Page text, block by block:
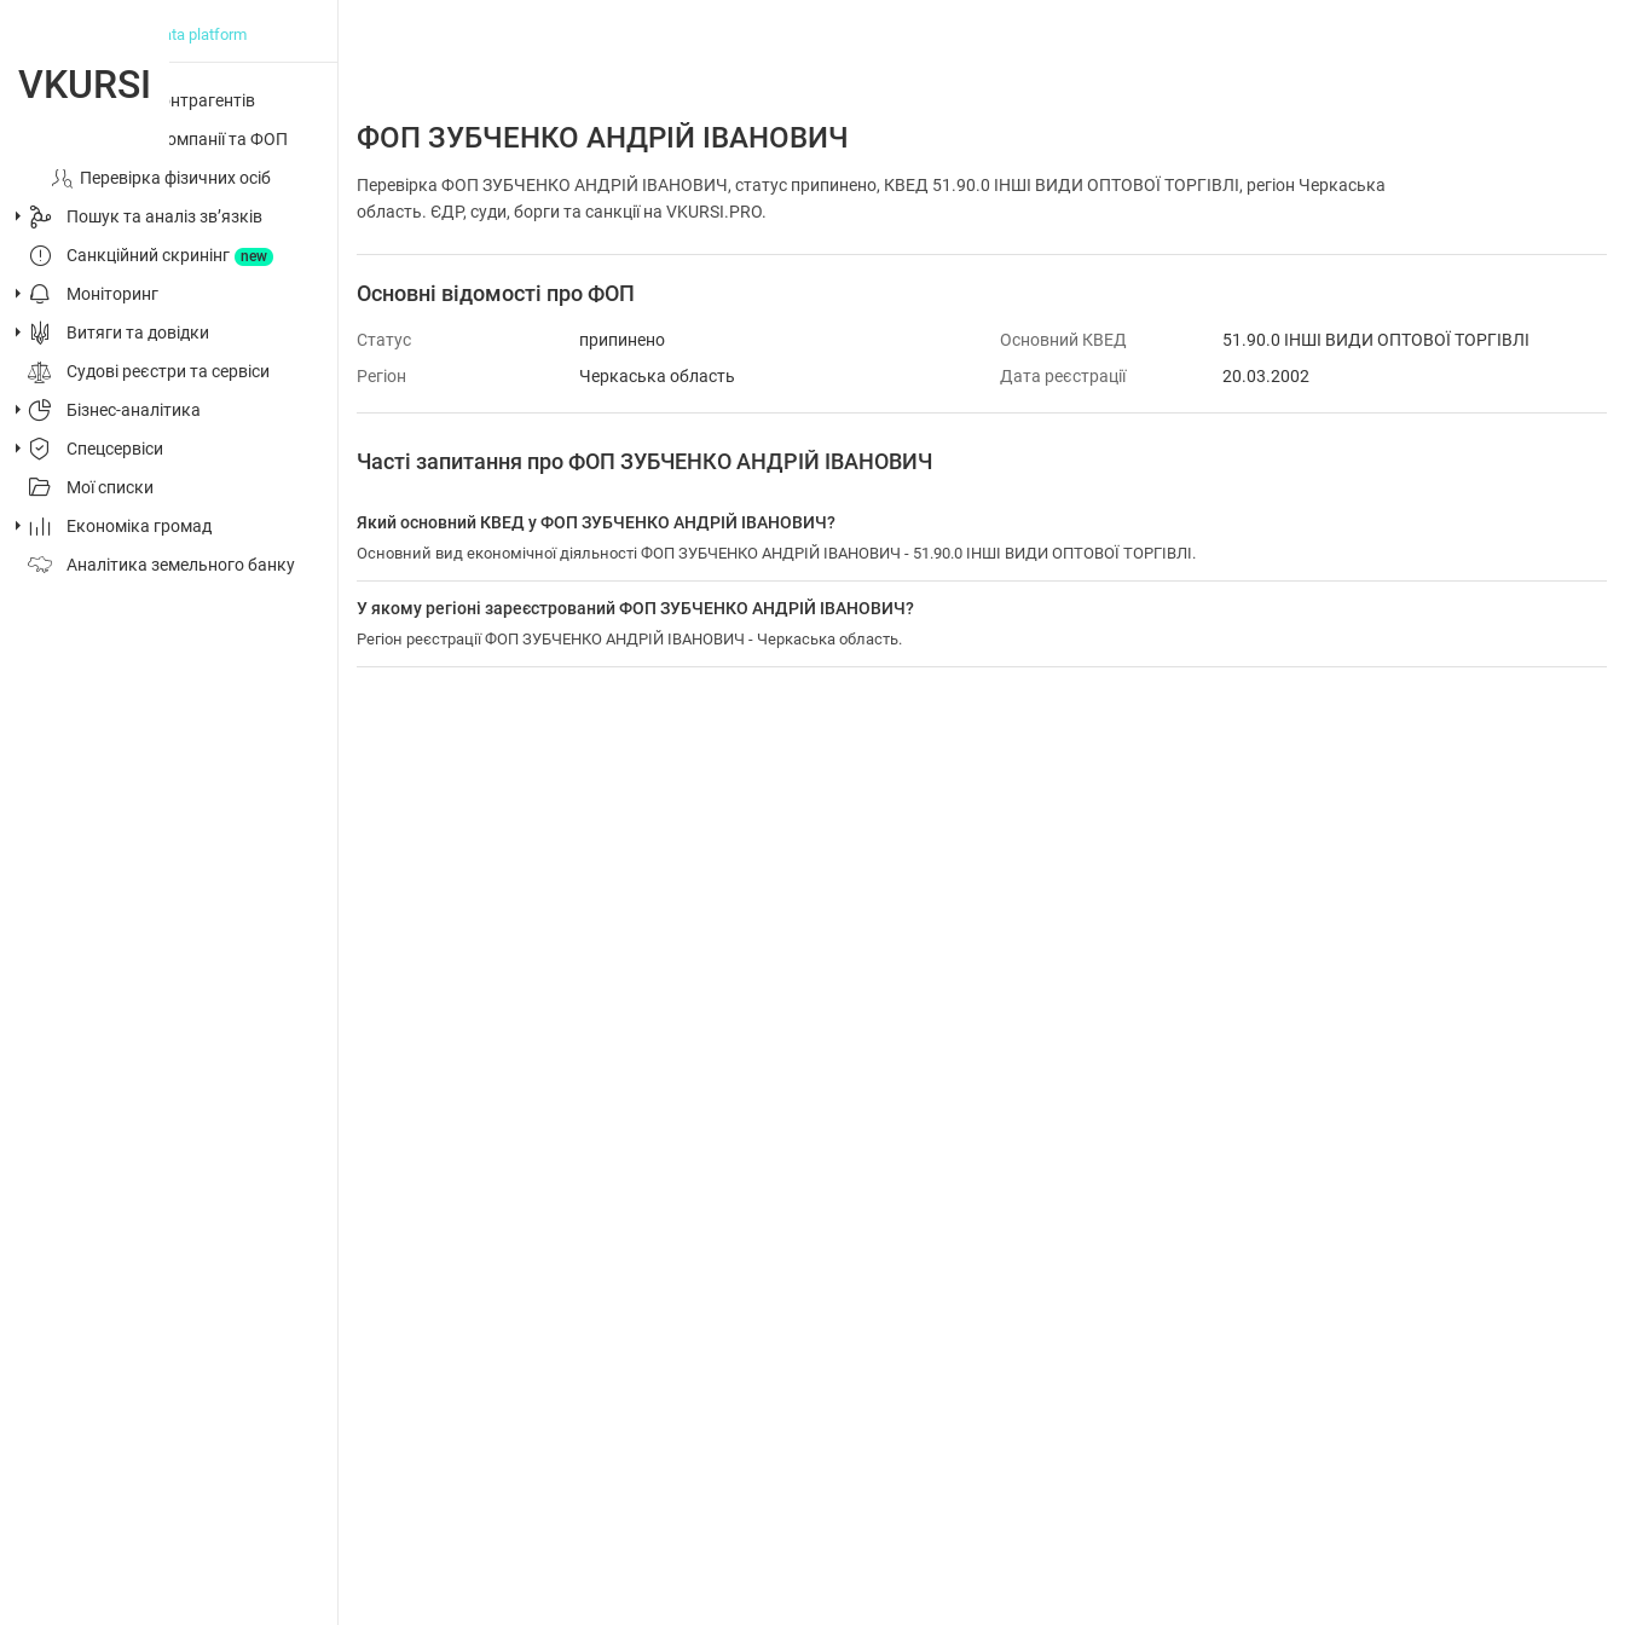
big data platform
Перевірка контрагентів
Досьє на компанії та ФОП
Перевірка фізичних осіб
Пошук та аналіз звʼязків
Санкційний скринінг
new
Моніторинг
Витяги та довідки
Судові реєстри та сервіси
Бізнес-аналітика
Спецсервіси
Мої списки
Економіка громад
Аналітика земельного банку
ФОП ЗУБЧЕНКО АНДРІЙ ІВАНОВИЧ
Перевірка ФОП ЗУБЧЕНКО АНДРІЙ ІВАНОВИЧ, статус припинено, КВЕД 51.90.0 ІНШІ ВИДИ ОПТОВОЇ ТОРГІВЛІ, регіон Черкаська
область. ЄДР, суди, борги та санкції на VKURSI.PRO.
Основні відомості про ФОП
Статус припинено Основний КВЕД
51.90.0 ІНШІ ВИДИ ОПТОВОЇ ТОРГІВЛІ
Регіон
Черкаська область Дата реєстрації 20.03.2002
Часті запитання про ФОП ЗУБЧЕНКО АНДРІЙ ІВАНОВИЧ
Який основний КВЕД у ФОП ЗУБЧЕНКО АНДРІЙ ІВАНОВИЧ?
Основний вид економічної діяльності ФОП ЗУБЧЕНКО АНДРІЙ ІВАНОВИЧ - 51.90.0 ІНШІ ВИДИ ОПТОВОЇ ТОРГІВЛІ.
У якому регіоні зареєстрований ФОП ЗУБЧЕНКО АНДРІЙ ІВАНОВИЧ?
Регіон реєстрації ФОП ЗУБЧЕНКО АНДРІЙ ІВАНОВИЧ - Черкаська область.
VKURSI